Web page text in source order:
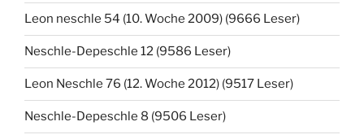
Leon neschle 54 (10. Woche 2009) (9666 Leser)
Neschle-Depeschle 12 (9586 Leser)
Leon Neschle 76 (12. Woche 2012) (9517 Leser)
Neschle-Depeschle 8 (9506 Leser)